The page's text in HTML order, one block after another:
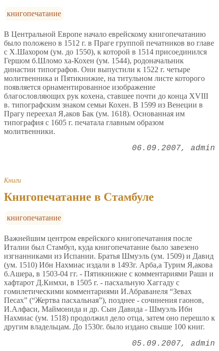
книгопечатание
В Центральной Европе начало еврейскому книгопечатанию
было положено в 1512 г. в Праге группой печатников во главе
с Х.Шахором (ум. до 1550), к которой в 1514 присоединился
Гершом б.Шломо ха-Кохен (ум. 1544), родоначальник
династии типографов. Они выпустили к 1522 г. четыре
молитвенника и Пятикнижие, на титульном листе которого
появляется орнаментированное изображение
благословляющих рук кохена, ставшее почти до конца XVIII
в. типографским знаком семьи Кохен. В 1599 из Венеции в
Прагу переехал Я,аков Бак (ум. 1618). Основанная им
типография с 1605 г. печатала главным образом
молитвенники.
06.09.2007 admin
Книги
Книгопечатание в Стамбуле
книгопечатание
Важнейшим центром еврейского книгопечатания после
Италии был Стамбул, куда книгопечатание было завезено
изгнанниками из Испании. Братья Шмуэль (ум. 1509) и Давид
(ум. 1510) Ибн Нахмиас издали в 1493г. Арба,а Турим Я,акова
б.Ашера, в 1503-04 гг. - Пятикнижие с комментариями Раши и
хафтарот Д.Кимхи, в 1505 г. - пасхальную Хаггаду с
гомилетическими комментариями И.Абраванеля “Зевах
Песах” (“Жертва пасхальная”), позднее - сочинения гаонов,
И.Алфаси, Маймонида и др. Сын Давида - Шмуэль Ибн
Нахмиас (ум. 1518) продолжил дело отца, затем оно перешло к
другим владельцам. До 1530г. было издано свыше 100 книг.
05.09.2007 admin